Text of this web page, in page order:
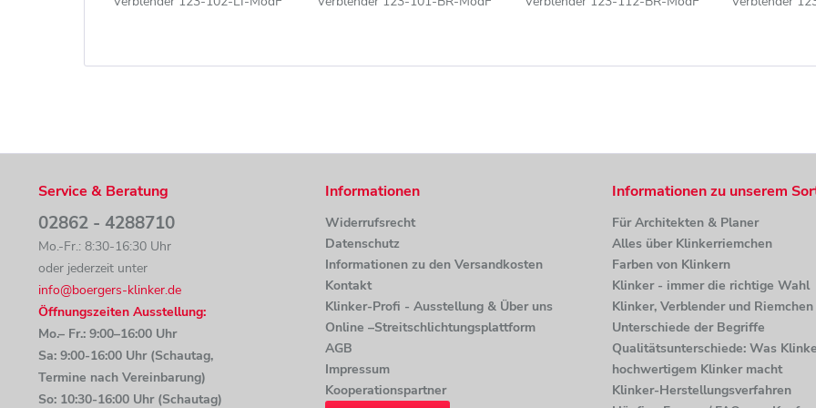
Service & Beratung
02862 - 4288710
Mo.-Fr.: 8:30-16:30 Uhr
oder jederzeit unter
info@boergers-klinker.de
Öffnungszeiten Ausstellung:
Mo.– Fr.: 9:00–16:00 Uhr
Sa: 9:00-16:00 Uhr (Schautag,
Termine nach Vereinbarung)
So: 10:30-16:00 Uhr (Schautag)
Informationen
Widerrufsrecht
Datenschutz
Informationen zu den Versandkosten
Kontakt
Klinker-Profi - Ausstellung & Über uns
Online –Streitschlichtungsplattform
AGB
Impressum
Kooperationspartner
Informationen zu unserem
Für Architekten & Planer
Alles über Klinkerriemchen
Farben von Klinkern
Klinker - immer die richtige Wahl
Klinker, Verblender und
Unterschiede der Begriffe
Qualitätsunterschiede: Was
hochwertigem Klinker macht
Klinker-Herstellungsverfahren